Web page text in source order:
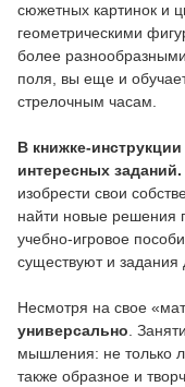
сюжетных картинок и
геометрическими
более
поля, вы еще и
стрелочным часам.
В книжке-инструкции
интересных заданий.
изобрести свои
найти новые решения
учебно-игровое
существуют и
Несмотря на свое
универсально.
мышления: не только
также образное и